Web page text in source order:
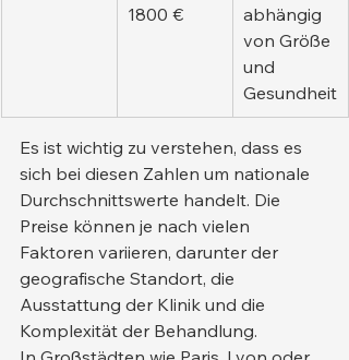
1800 €
abhängig
von Größe
und
Gesundheit
Es ist wichtig zu verstehen, dass es
sich bei diesen Zahlen um nationale
Durchschnittswerte handelt. Die
Preise können je nach vielen
Faktoren variieren, darunter der
geografische Standort, die
Ausstattung der Klinik und die
Komplexität der Behandlung.